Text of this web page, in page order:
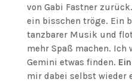
von Gabi Fastner
ein bisschen tröge. Ein
tanzbarer Musik und
mehr Spaß machen. Ich
Gemini etwas finden.
mir dabei selbst wieder